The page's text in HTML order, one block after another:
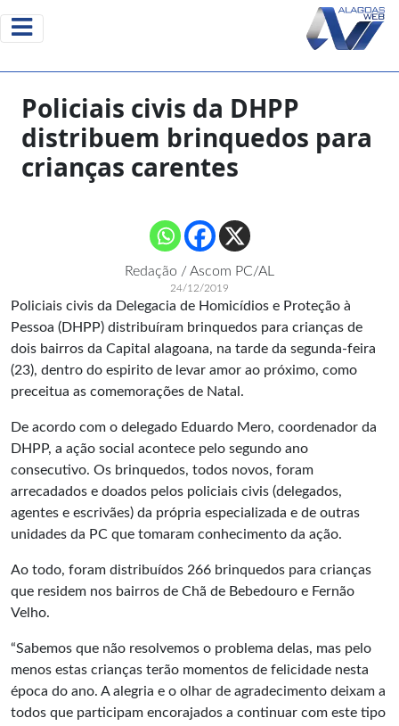
Policiais civis da DHPP
distribuem brinquedos para
crianças carentes
Redação / Ascom PC/AL
24/12/2019
Policiais civis da Delegacia de Homicídios e Proteção à
Pessoa (DHPP) distribuíram brinquedos para crianças de
dois bairros da Capital alagoana, na tarde da segunda-feira
(23), dentro do espirito de levar amor ao próximo, como
preceitua as comemorações de Natal.
De acordo com o delegado Eduardo Mero, coordenador da
DHPP, a ação social acontece pelo segundo ano
consecutivo. Os brinquedos, todos novos, foram
arrecadados e doados pelos policiais civis (delegados,
agentes e escrivães) da própria especializada e de outras
unidades da PC que tomaram conhecimento da ação.
Ao todo, foram distribuídos 266 brinquedos para crianças
que residem nos bairros de Chã de Bebedouro e Fernão
Velho.
“Sabemos que não resolvemos o problema delas, mas pelo
menos estas crianças terão momentos de felicidade nesta
época do ano. A alegria e o olhar de agradecimento deixam a
todos que participam encorajados a continuar com este tipo